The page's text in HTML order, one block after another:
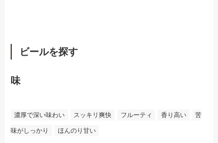
ビールを探す
味
濃厚で深い味わい スッキリ爽快 フルーティ 香り高い 苦
味がしっかり ほんのり甘い